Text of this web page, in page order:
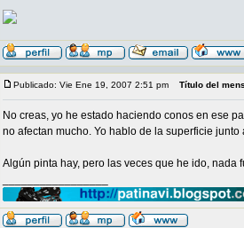
Publicado: Vie Ene 19, 2007 2:51 pm Título del
No creas, yo he estado haciendo conos en ese
no afectan mucho. Yo hablo de la superficie
Algún pinta hay, pero las veces que he ido, nada